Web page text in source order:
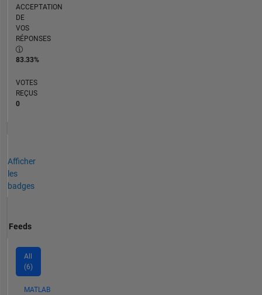
ACCEPTATION
DE
VOS
RÉPONSES
83.33%
VOTES
REÇUS
0
Afficher
les
badges
Feeds
All
(6)
MATLAB